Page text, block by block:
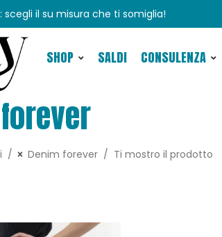
: scegli il su misura che ti somiglia!
SHOP SALDI CONSULENZA
Denim forever Ti mostro il prodotto